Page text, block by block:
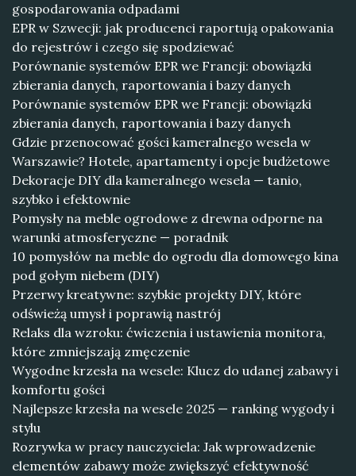
gospodarowania odpadami
EPR w Szwecji: jak producenci raportują opakowania
do rejestrów i czego się spodziewać
Porównanie systemów EPR we Francji: obowiązki
zbierania danych, raportowania i bazy danych
Porównanie systemów EPR we Francji: obowiązki
zbierania danych, raportowania i bazy danych
Gdzie przenocować gości kameralnego wesela w
Warszawie? Hotele, apartamenty i opcje budżetowe
Dekoracje DIY dla kameralnego wesela — tanio,
szybko i efektownie
Pomysły na meble ogrodowe z drewna odporne na
warunki atmosferyczne — poradnik
10 pomysłów na meble do ogrodu dla domowego kina
pod gołym niebem (DIY)
Przerwy kreatywne: szybkie projekty DIY, które
odświeżą umysł i poprawią nastrój
Relaks dla wzroku: ćwiczenia i ustawienia monitora,
które zmniejszają zmęczenie
Wygodne krzesła na wesele: Klucz do udanej zabawy i
komfortu gości
Najlepsze krzesła na wesele 2025 — ranking wygody i
stylu
Rozrywka w pracy nauczyciela: Jak wprowadzenie
elementów zabawy może zwiększyć efektywność